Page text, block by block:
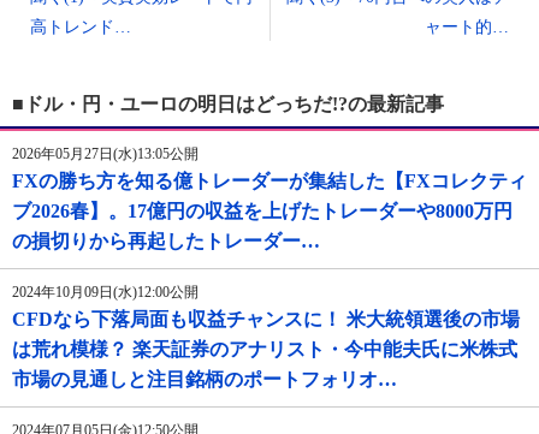
高トレンド…
ャート的…
■ドル・円・ユーロの明日はどっちだ!?の最新記事
2026年05月27日(水)13:05公開
FXの勝ち方を知る億トレーダーが集結した【FXコレクティ
ブ2026春】。17億円の収益を上げたトレーダーや8000万円
の損切りから再起したトレーダー…
2024年10月09日(水)12:00公開
CFDなら下落局面も収益チャンスに！ 米大統領選後の市場
は荒れ模様？ 楽天証券のアナリスト・今中能夫氏に米株式
市場の見通しと注目銘柄のポートフォリオ…
2024年07月05日(金)12:50公開